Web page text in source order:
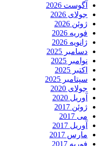
آگوست 2026
جولای 2026
ژوئن 2026
فوریه 2026
ژانویه 2026
دسامبر 2025
نوامبر 2025
اکتبر 2025
سپتامبر 2025
جولای 2020
آوریل 2020
ژوئن 2017
می 2017
آوریل 2017
مارس 2017
فوریه 2017